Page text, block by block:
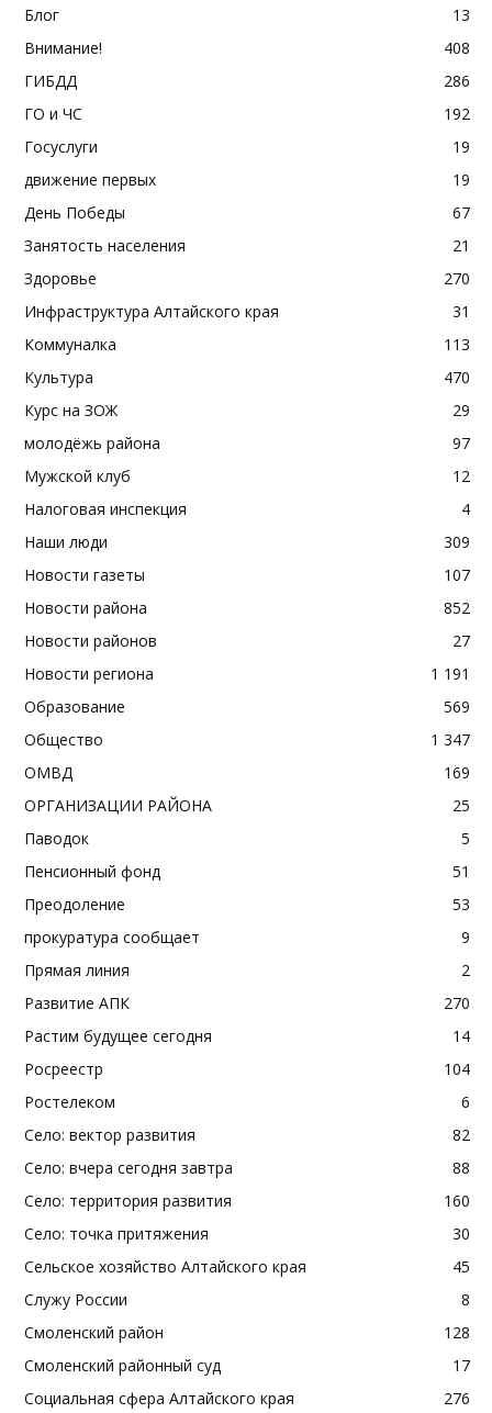
Блог
13
Внимание!
408
ГИБДД
286
ГО и ЧС
192
Госуслуги
19
движение первых
19
День Победы
67
Занятость населения
21
Здоровье
270
Инфраструктура Алтайского края
31
Коммуналка
113
Культура
470
Курс на ЗОЖ
29
молодёжь района
97
Мужской клуб
12
Налоговая инспекция
4
Наши люди
309
Новости газеты
107
Новости района
852
Новости районов
27
Новости региона
1 191
Образование
569
Общество
1 347
ОМВД
169
ОРГАНИЗАЦИИ РАЙОНА
25
Паводок
5
Пенсионный фонд
51
Преодоление
53
прокуратура сообщает
9
Прямая линия
2
Развитие АПК
270
Растим будущее сегодня
14
Росреестр
104
Ростелеком
6
Село: вектор развития
82
Село: вчера сегодня завтра
88
Село: территория развития
160
Село: точка притяжения
30
Сельское хозяйство Алтайского края
45
Служу России
8
Смоленский район
128
Смоленский районный суд
17
Социальная сфера Алтайского края
276